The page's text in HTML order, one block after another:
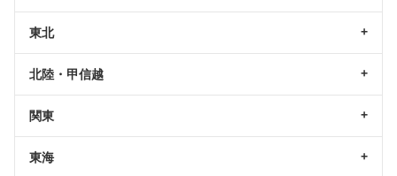
東北
北陸・甲信越
関東
東海